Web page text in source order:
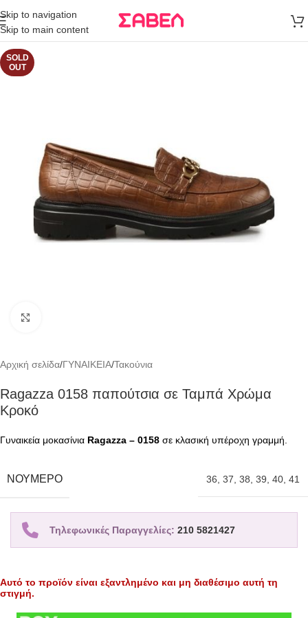
Skip to navigation
Skip to main content
άνω των 80€
Παραγγελία
SOLD
OUT
Αρχική σελίδα/ΓΥΝΑΙΚΕΙΑ/Τακούνια
Ragazza 0158 παπούτσια σε Ταμπά Χρώμα
Κροκό
Γυναικεία μοκασίνια Ragazza – 0158 σε κλασική υπέροχη γραμμή.
ΝΟΎΜΕΡΟ 36 37 38 39 40 41
Τηλεφωνικές Παραγγελίες: 210 5821427
Αυτό το προϊόν είναι εξαντλημένο και μη διαθέσιμο αυτή τη
στιγμή.